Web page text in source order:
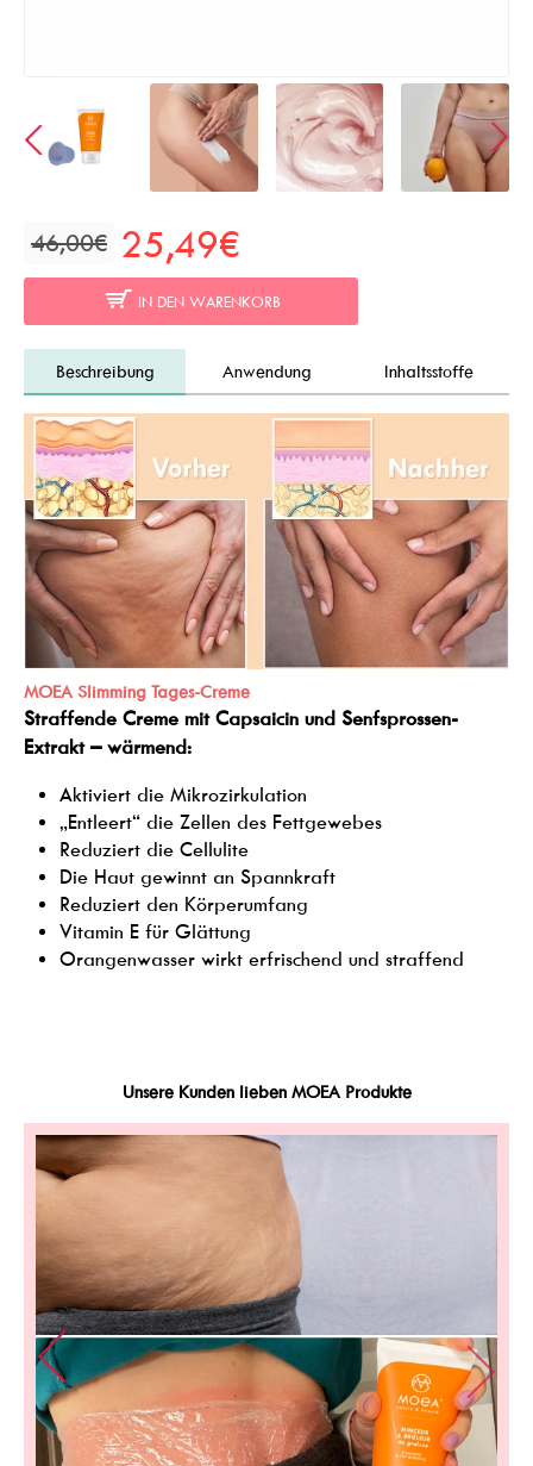
46,00€ 25,49€
IN DEN WARENKORB
Beschreibung Anwendung Inhaltsstoffe
MOEA Slimming Tages-Creme
Straffende Creme mit Capsaicin und Senfsprossen-
Extrakt – wärmend:
Aktiviert die Mikrozirkulation
„Entleert“ die Zellen des Fettgewebes
Reduziert die Cellulite
Die Haut gewinnt an Spannkraft
Reduziert den Körperumfang
Vitamin E für Glättung
Orangenwasser wirkt erfrischend und straffend
Unsere Kunden lieben MOEA Produkte